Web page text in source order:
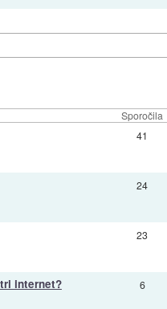
Sporočila
41
24
23
internet? 6